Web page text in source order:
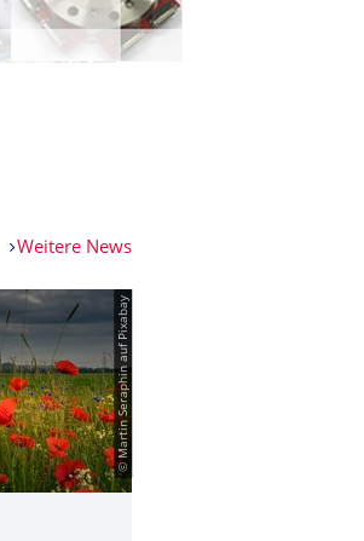
Weitere News
© Martin Seraphin auf Pixabay